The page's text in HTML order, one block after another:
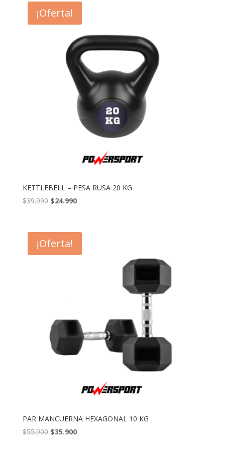
era:
$34.990.
es:
¡Oferta!
KETTLEBELL – PESA RUSA 20 KG
$39.990 El
era:
$39.990.
$24.990El
es:
¡Oferta!
PAR MANCUERNA HEXAGONAL 10 KG
$55.900 El
$35.900El